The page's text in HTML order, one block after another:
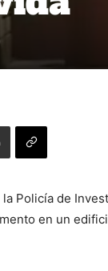
Policía de
en un